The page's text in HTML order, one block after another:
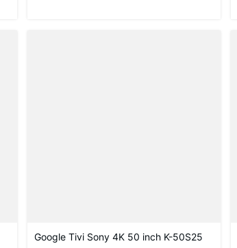
Google Tivi Sony 4K 50 inch K-50S25